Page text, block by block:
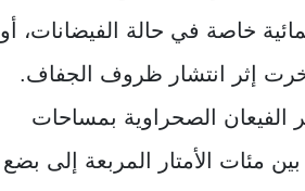
خاصة في حالة الفيضانات، أو
إثر انتشار ظروف الجفاف.
الفيعان الصحراوية بمساحات
مئات الأمتار المربعة إلى بضع